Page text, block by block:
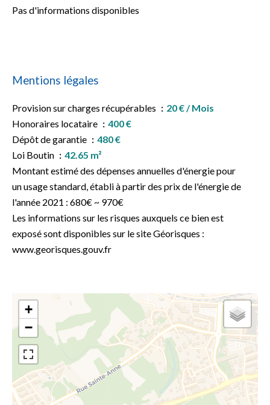
Pas d'informations disponibles
Mentions légales
Provision sur charges récupérables
20 € / Mois
Honoraires locataire
400 €
Dépôt de garantie
480 €
Loi Boutin
42.65 m²
Montant estimé des dépenses annuelles d'énergie pour
un usage standard, établi à partir des prix de l'énergie de
l'année 2021 : 680€ ~ 970€
Les informations sur les risques auxquels ce bien est
exposé sont disponibles sur le site Géorisques :
www.georisques.gouv.fr
+
−